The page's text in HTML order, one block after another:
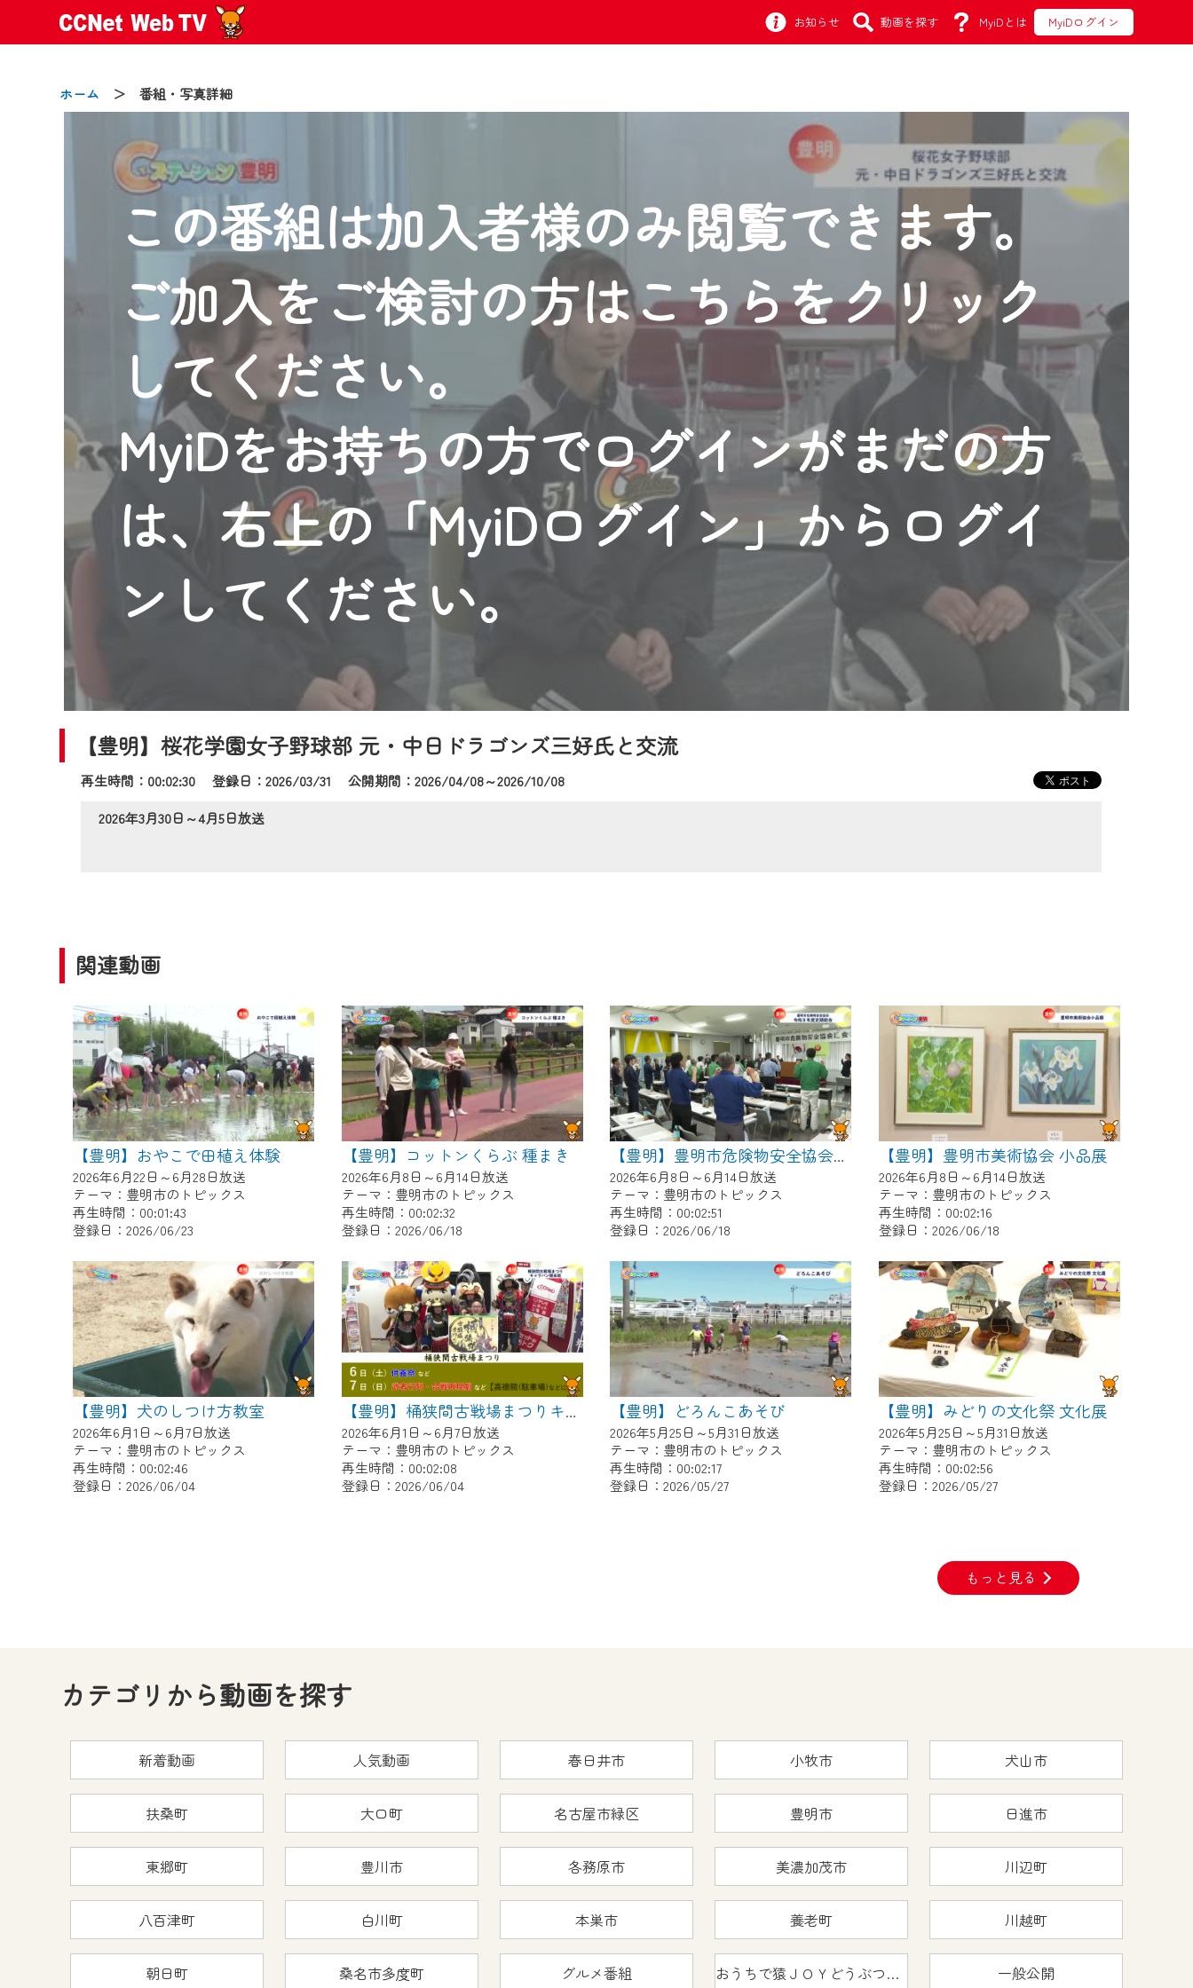
お知らせ 動画を探す MyiDとは MyiDログイン
ホーム ＞ 番組・写真詳細
この番組は加入者様のみ閲覧できます。
ご加入をご検討の方はこちらをクリック
してください。
MyiDをお持ちの方でログインがまだの方
は、右上の「MyiDログイン」からログイ
ンしてください。
【豊明】桜花学園女子野球部 元・中日ドラゴンズ三好氏と交流
再生時間：00:02:30 登録日：2026/03/31公開期間：2026/04/08～2026/10/08
2026年3月30日～4月5日放送
関連動画
【豊明】おやこで田植え体験
2026年6月22日～6月28日放送
テーマ：豊明市のトピックス
再生時間：00:01:43
登録日：2026/06/23
【豊明】コットンくらぶ 種まき
2026年6月8日～6月14日放送
テーマ：豊明市のトピックス
再生時間：00:02:32
登録日：2026/06/18
【豊明】豊明市危険物安全協会 令和８年度定期総会
2026年6月8日～6月14日放送
テーマ：豊明市のトピックス
再生時間：00:02:51
登録日：2026/06/18
【豊明】豊明市美術協会 小品展
2026年6月8日～6月14日放送
テーマ：豊明市のトピックス
再生時間：00:02:16
登録日：2026/06/18
【豊明】犬のしつけ方教室
2026年6月1日～6月7日放送
テーマ：豊明市のトピックス
再生時間：00:02:46
登録日：2026/06/04
【豊明】桶狭間古戦場まつりキャラバン隊来局
2026年6月1日～6月7日放送
テーマ：豊明市のトピックス
再生時間：00:02:08
登録日：2026/06/04
【豊明】どろんこあそび
2026年5月25日～5月31日放送
テーマ：豊明市のトピックス
再生時間：00:02:17
登録日：2026/05/27
【豊明】みどりの文化祭 文化展
2026年5月25日～5月31日放送
テーマ：豊明市のトピックス
再生時間：00:02:56
登録日：2026/05/27
もっと見る
カテゴリから動画を探す
新着動画 人気動画 春日井市 小牧市 犬山市
扶桑町 大口町 名古屋市緑区 豊明市 日進市
東郷町 豊川市 各務原市 美濃加茂市 川辺町
八百津町 白川町 本巣市 養老町 川越町
朝日町 桑名市多度町 グルメ番組 おうちで猿ＪＯＹどうぶつえん 一般公開
2024/09/02
動画配信サービス『CCNet Web TV』は2024年9月24日からリニューアルします！
【変更点】
◆デザイン変更により、お住まいの地域の動画コンテンツが一目瞭然。
◆当社アプリやＰＣブラウザから、いつでも・どこでも・外出先でも！
CCNetサービスエリア20市町の地域情報番組をご視聴いただけます！
【ご注意】
2024年9月24日からはご加入者様へのサービス向上のため、
『CCNet Web TV』を利用いただくには、一部コンテンツを除き、
CCNetサービスへの加入と『CCNetマイページ※』へのログインが必要となります。
何卒、ご理解ご了承の程よろしくお願いいたします。
※マイページへのログインには、MyIDが必要となります。
※MyIDとは、CCNet Web TVを含むCCNetの各種サービスをご利用頂くためのIDです。
IDはお客様が使っているメールアドレスで設定できます。
（GmailやYahooなどのフリーメールアドレスでも作成可能です）
※マイページへのログイン・MyIDの新規登録はこちら
※CCNetアプリをご利用中の方は引き続きご視聴いただけます。
＜メンテナンス情報＞
CCNetWebTVのリニューアルにともないメンテナンス作業を予定しています。
日時 9/24 9:30～16:30
ご不便をおかけいたしますが、ご了承の程よろしくお願いいたします。